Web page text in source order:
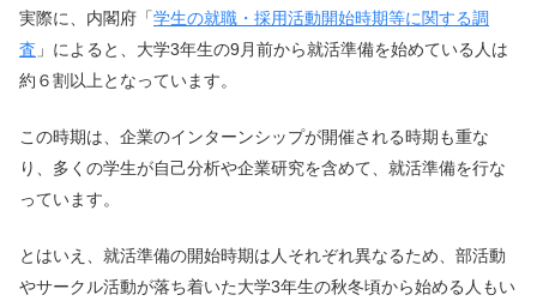
実際に、内閣府「学生の就職・採用活動開始時期等に関する調
査 」によると、大学3年生の9月前から就活準備を始めている人は
約６割以上となっています。
この時期は、企業のインターンシップが開催される時期も重な
り、多くの学生が自己分析や企業研究を含めて、就活準備を行な
っています。
とはいえ、就活準備の開始時期は人それぞれ異なるため、部活動
やサークル活動が落ち着いた大学3年生の秋冬頃から始める人もい